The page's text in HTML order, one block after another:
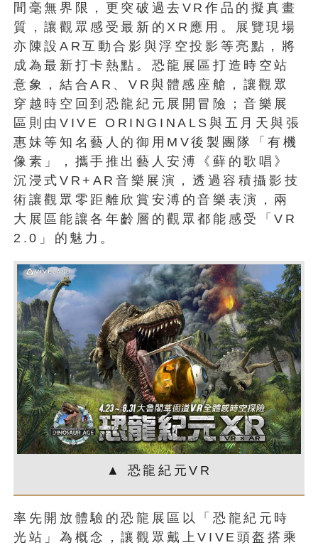
間毫無界限，更突破過去VR作品的擬真畫
質，讓觀眾感受最新的XR應用。展覽現場
亦陳設AR互動合影與浮空投影等亮點，將
成為最新打卡熱點。恐龍展區打造時空站
意象，結合AR、VR與體感座艙，讓觀眾
穿越時空回到恐龍紀元展開冒險；音樂展
區則由VIVE ORINGINALS與五月天與張
惠妹等知名藝人的御用MV後製團隊「有機
像素」，攜手推出藝人安溥《蘚的歌唱》
沉浸式VR+AR音樂展演，透過容積攝影技
術讓觀眾零距離欣賞安溥的音樂表演，兩
大展區能讓各年齡層的觀眾都能感受「VR
2.0」的魅力。
▲ 恐龍紀元VR
率先開放體驗的恐龍展區以「恐龍紀元時
光站」為概念，讓觀眾戴上VIVE頭盔搭乘